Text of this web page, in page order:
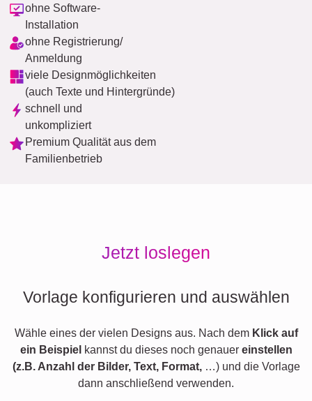
ohne Software-
Installation
ohne Registrierung/
Anmeldung
viele Designmöglichkeiten
(auch Texte und Hintergründe)
schnell und
unkompliziert
Premium Qualität aus dem
Familienbetrieb
Jetzt loslegen
Vorlage konfigurieren und auswählen
Wähle eines der vielen Designs aus. Nach dem Klick auf
ein Beispiel kannst du dieses noch genauer einstellen
(z.B. Anzahl der Bilder, Text, Format,…) und die Vorlage
dann anschließend verwenden.